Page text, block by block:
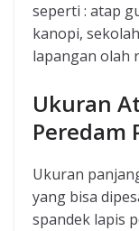
seperti : atap
kanopi,
lapangan olah
Ukuran
Peredam
Ukuran
yang bisa
spandek lapis